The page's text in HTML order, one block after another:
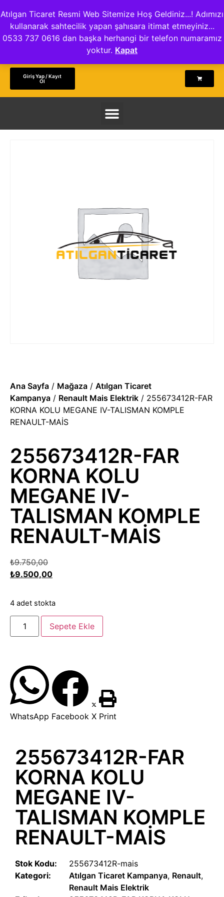
Atılgan Ticaret Resmi Web Sitemize Hoş Geldiniz...! Adımızı
kullanarak sahtecilik yapan şahısara itimat etmeyiniz...
0533 737 0616 dan başka herhangi bir telefon numaramız
yoktur. Kapat
Giriş Yap / Kayıt
Ol
Ana Sayfa / Mağaza / Atılgan Ticaret
Kampanya / Renault Mais Elektrik / 255673412R-FAR
KORNA KOLU MEGANE IV-TALISMAN KOMPLE
RENAULT-MAİS
255673412R-FAR
KORNA KOLU
MEGANE IV-
TALISMAN KOMPLE
RENAULT-MAİS
₺9.750,00
₺9.500,00
4 adet stokta
Sepete Ekle
WhatsApp Facebook X Print
255673412R-FAR
KORNA KOLU
MEGANE IV-
TALISMAN KOMPLE
RENAULT-MAİS
Stok Kodu:
255673412R-mais
Kategori:
Atılgan Ticaret Kampanya, Renault,
Renault Mais Elektrik